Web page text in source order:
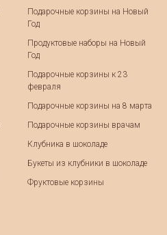
Подарочные корзины на Новый
Год
Продуктовые наборы на Новый
Год
Подарочные корзины к 23
февраля
Подарочные корзины на 8 марта
Подарочные корзины врачам
Клубника в шоколаде
Букеты из клубники в шоколаде
Фруктовые корзины